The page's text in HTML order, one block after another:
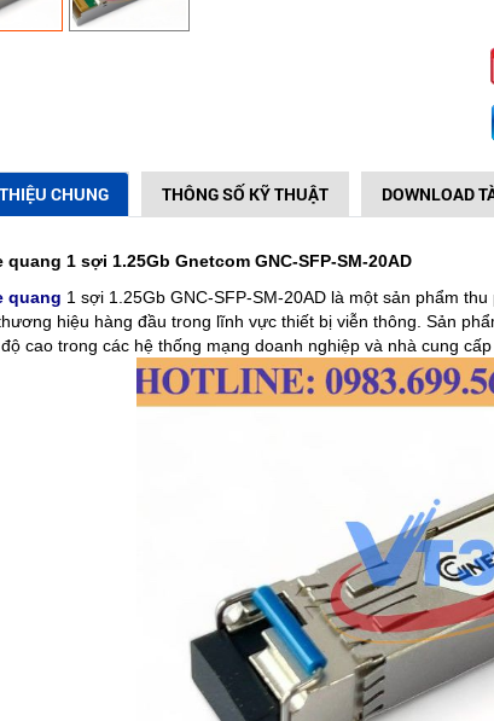
CHUNG THÔNG SỐ KỸ THUẬT DOWNLOAD
quang 1 sợi 1.25Gb Gnetcom GNC-SFP-SM-20AD
quang 1 sợi 1.25Gb GNC-SFP-SM-20AD là một sản phẩm
hiệu hàng đầu trong lĩnh vực thiết bị viễn thông. Sản
cao trong các hệ thống mạng doanh nghiệp và nhà cung cấp